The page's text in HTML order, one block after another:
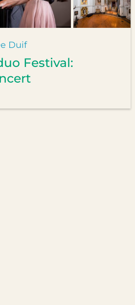
Duif
Festival: